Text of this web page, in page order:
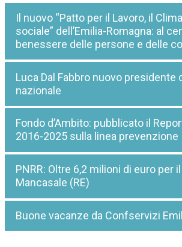
Il nuovo “Patto per il Lavoro, il
sociale” dell’Emilia-Romagna: al
benessere delle persone e delle
Luca Dal Fabbro nuovo presidente
nazionale
Fondo d’Ambito: pubblicato il
2016-2025 sulla linea prevenzione
PNRR: Oltre 6,2 milioni di euro per
Mancasale (RE)
Buone vacanze da Confservizi